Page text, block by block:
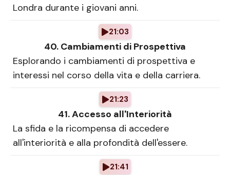
Londra durante i giovani anni.
21:03
40. Cambiamenti di Prospettiva
Esplorando i cambiamenti di prospettiva e
interessi nel corso della vita e della carriera.
21:23
41. Accesso all'Interiorità
La sfida e la ricompensa di accedere
all'interiorità e alla profondità dell'essere.
21:41